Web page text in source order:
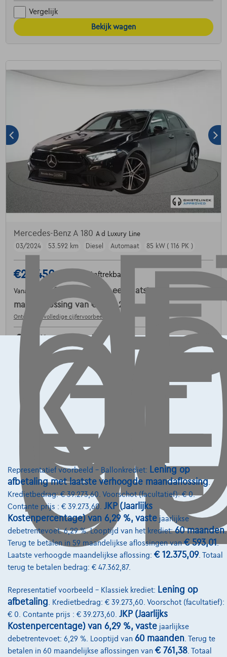
Vergelijk
Bekijk wagen
Mercedes-Benz A 180 A d Luxury Line
03/2024
53.592 km Diesel Automaat 85 kW ( 116 PK )
€25.450 BTW aftrekbaar
Vanaf €384,28
met een laatste
maandaflossing van€8.019,28
Ontdek het volledige cijfervoorbeeld
7700 Mouscron, Ghistelinck Mouscron
Bekijk wagen
116 CDI L2 *Camera*Reservewiel*App Connect
01/2024
46.029 km Diesel Automaat 120 kW ( 163 PK )
€34.975 ✓BTW aftrekbaar
Vanaf€528,11/maandmet een laatste maandaflossing
Representatief voorbeeld – Ballonkrediet: Lening op
afbetaling met laatste verhoogde maandaflossing
Kredietbedrag: € 39.273,60. Voorschot (facultatief): € 0.
Contante prijs : € 39.273,60. JKP (Jaarlijks
Kostenpercentage) van 6,29 %, vaste jaarlijkse
debetrentevoet: 6,29 %. Looptijd van het krediet:60 maanden.
Terug te betalen in 59 maandelijkse aflossingen van€ 593,01.
Laatste verhoogde maandelijkse aflossing: € 12.375,09. Totaal
terug te betalen bedrag: € 47.362,87.
Representatief voorbeeld – Klassiek krediet: Lening op
afbetaling . Kredietbedrag: € 39.273,60. Voorschot (facultatief):
€ 0. Contante prijs : € 39.273,60. JKP (Jaarlijks
Kostenpercentage) van 6,29 %, vaste jaarlijkse
debetrentevoet: 6,29 %. Looptijd van 60 maanden . Terug te
betalen in 60 maandelijkse aflossingen van € 761,38 . Totaal